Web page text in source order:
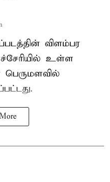
விளம்பர
உள்ள
பெருமளவில்